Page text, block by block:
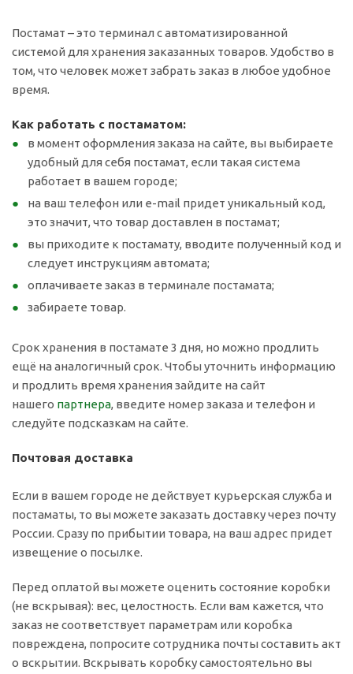
Постамат – это терминал с автоматизированной
системой для хранения заказанных товаров. Удобство в
том, что человек может забрать заказ в любое удобное
время.
Как работать с постаматом:
в момент оформления заказа на сайте, вы выбираете
удобный для себя постамат, если такая система
работает в вашем городе;
на ваш телефон или e-mail придет уникальный код,
это значит, что товар доставлен в постамат;
вы приходите к постамату, вводите полученный код и
следует инструкциям автомата;
оплачиваете заказ в терминале постамата;
забираете товар.
Срок хранения в постамате 3 дня, но можно продлить
ещё на аналогичный срок. Чтобы уточнить информацию
и продлить время хранения зайдите на сайт
нашего партнера, введите номер заказа и телефон и
следуйте подсказкам на сайте.
Почтовая доставка
Если в вашем городе не действует курьерская служба и
постаматы, то вы можете заказать доставку через почту
России. Сразу по прибытии товара, на ваш адрес придет
извещение о посылке.
Перед оплатой вы можете оценить состояние коробки
(не вскрывая): вес, целостность. Если вам кажется, что
заказ не соответствует параметрам или коробка
повреждена, попросите сотрудника почты составить акт
о вскрытии. Вскрывать коробку самостоятельно вы